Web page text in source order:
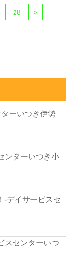
28 >
ーいつき伊勢
ンターいつき小
-デイサービスセ
スセンターいつ